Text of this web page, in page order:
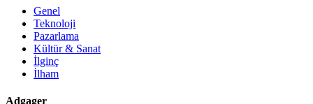
Genel
Teknoloji
Pazarlama
Kültür & Sanat
İlginç
İlham
Adgager